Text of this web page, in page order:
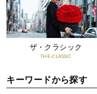
●色素が色移りする場合がご
付着にご注意ください。
●親油性のため、油性塗料や
●お水をあげないでください
●高温多湿の環境下に長く置
れますので、なるべく乾燥
ザ・クラシック
THE-CLASSIC
キーワードから探す